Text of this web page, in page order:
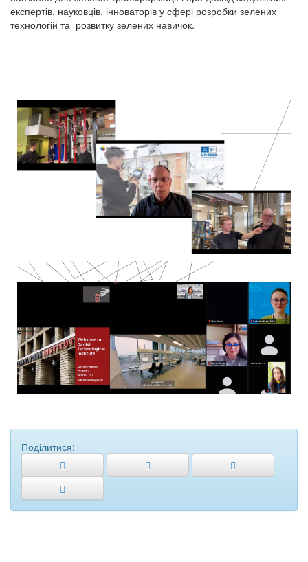
експертів, науковців, інноваторів у сфері розробки зелених
технологій та розвитку зелених навичок.
Поділитися: